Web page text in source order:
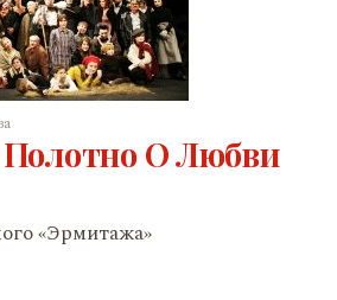
Полотно О Любви
«Эрмитажа»